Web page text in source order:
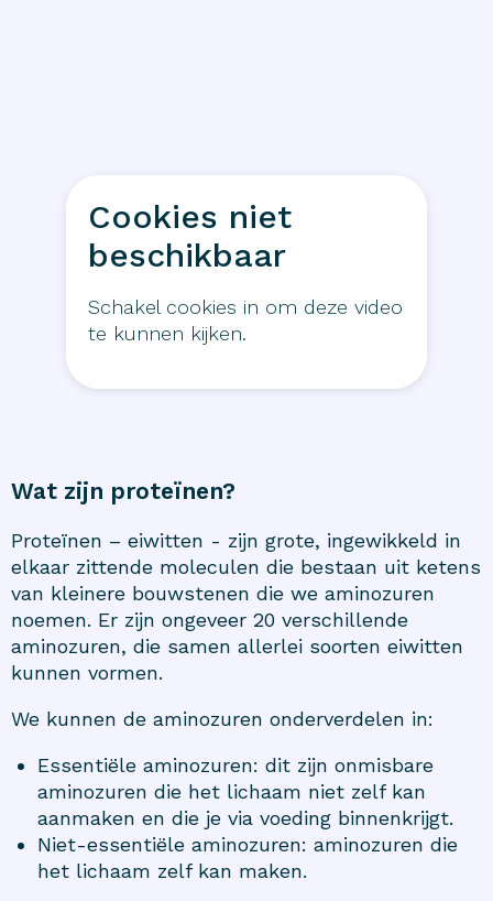
Cookies niet
beschikbaar
Schakel cookies in om deze video
te kunnen kijken.
Wat zijn proteïnen?
Proteïnen – eiwitten - zijn grote, ingewikkeld in
elkaar zittende moleculen die bestaan uit ketens
van kleinere bouwstenen die we aminozuren
noemen. Er zijn ongeveer 20 verschillende
aminozuren, die samen allerlei soorten eiwitten
kunnen vormen.
We kunnen de aminozuren onderverdelen in:
Essentiële aminozuren: dit zijn onmisbare
aminozuren die het lichaam niet zelf kan
aanmaken en die je via voeding binnenkrijgt.
Niet-essentiële aminozuren: aminozuren die
het lichaam zelf kan maken.